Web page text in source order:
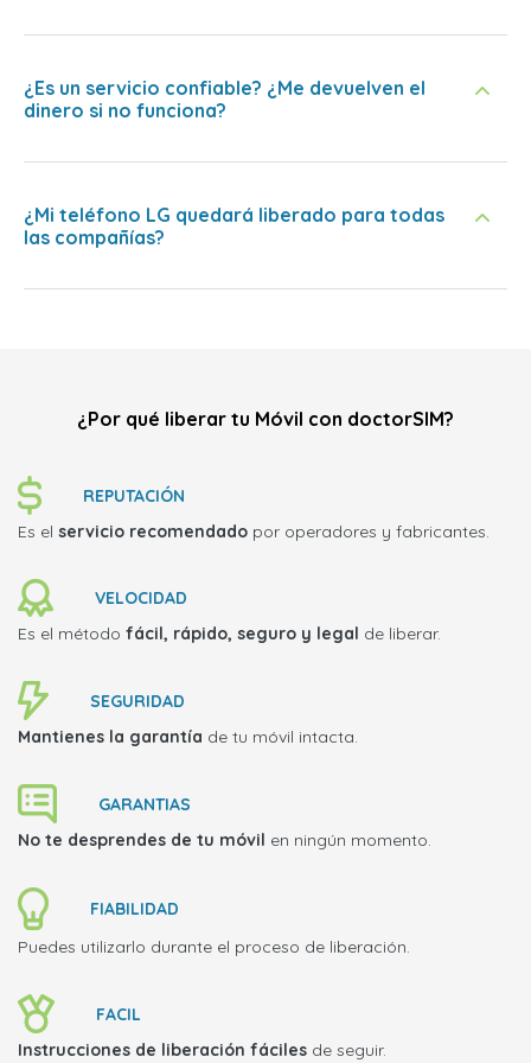
¿Es un servicio confiable? ¿Me devuelven el
dinero si no funciona?
¿Mi teléfono LG quedará liberado para todas
las compañías?
¿Por qué liberar tu Móvil con doctorSIM?
REPUTACIÓN
Es el servicio recomendado por operadores y fabricantes.
VELOCIDAD
Es el método fácil, rápido, seguro y legal de liberar.
SEGURIDAD
Mantienes la garantía de tu móvil intacta.
GARANTIAS
No te desprendes de tu móvil en ningún momento.
FIABILIDAD
Puedes utilizarlo durante el proceso de liberación.
FACIL
Instrucciones de liberación fáciles de seguir.